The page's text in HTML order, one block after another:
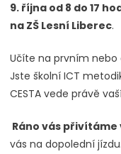
9. října od 8 do 17
na ZŠ Lesní Liberec.
Učíte na prvním nebo
Jste školní ICT
CESTA vede právě
Ráno vás přivítáme
vás na dopolední